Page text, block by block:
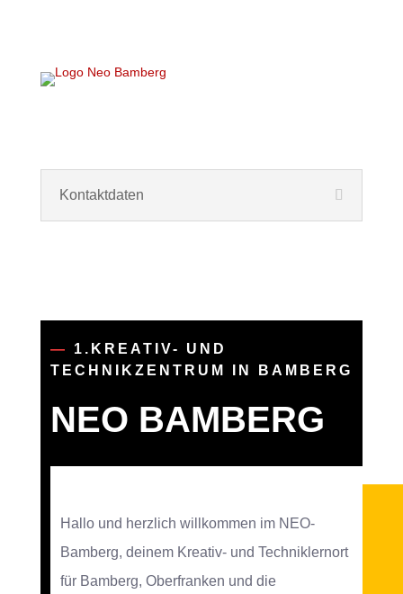
Kontaktdaten
—
1.KREATIV- UND
TECHNIKZENTRUM IN BAMBERG
NEO BAMBERG
Hallo und herzlich willkommen im NEO-
Bamberg, deinem Kreativ- und Techniklernort
für Bamberg, Oberfranken und die